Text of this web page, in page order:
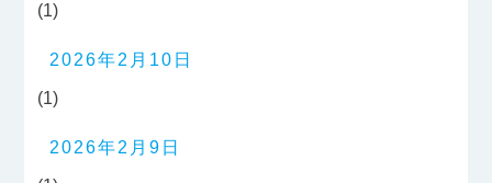
(1)
2026年2月10日
(1)
2026年2月9日